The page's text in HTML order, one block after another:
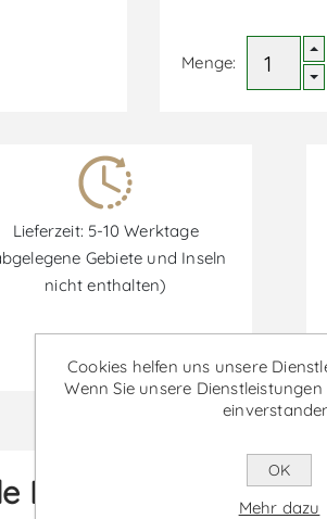
Menge:
Lieferzeit: 5-10 Werktage
Gebiete und Inseln
nicht enthalten)
Rabatte sind vom 30/06/2026 bis
Lara Alvarinho -
Cookies helfen uns unsere
Wenn Sie unsere
OK
Mehr dazu